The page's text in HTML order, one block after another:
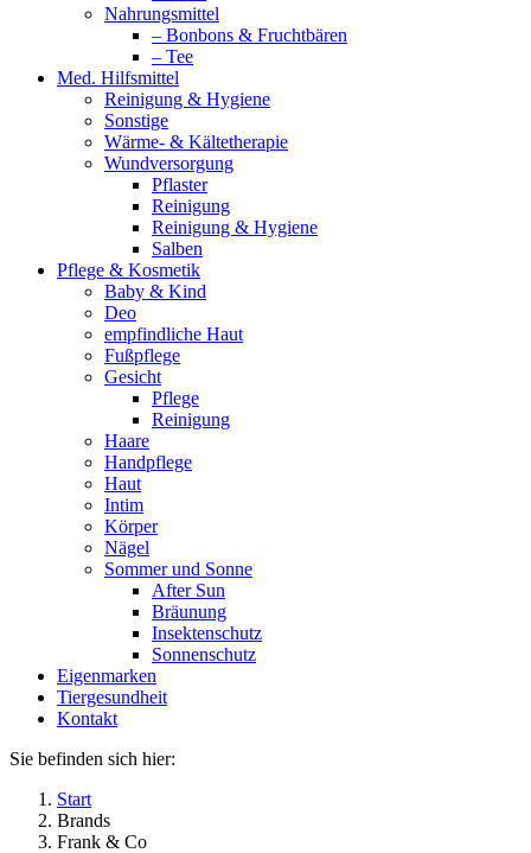
Nahrungsmittel
– Bonbons & Fruchtbären
– Tee
Med. Hilfsmittel
Reinigung & Hygiene
Sonstige
Wärme- & Kältetherapie
Wundversorgung
Pflaster
Reinigung
Reinigung & Hygiene
Salben
Pflege & Kosmetik
Baby & Kind
Deo
empfindliche Haut
Fußpflege
Gesicht
Pflege
Reinigung
Haare
Handpflege
Haut
Intim
Körper
Nägel
Sommer und Sonne
After Sun
Bräunung
Insektenschutz
Sonnenschutz
Eigenmarken
Tiergesundheit
Kontakt
Sie befinden sich hier:
Start
Brands
Frank & Co